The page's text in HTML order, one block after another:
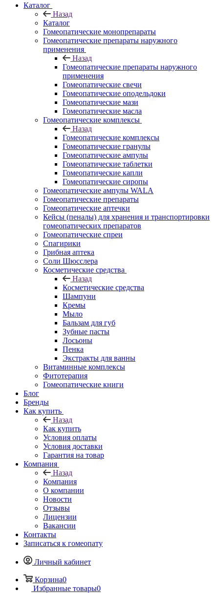
Каталог
Назад
Каталог
Гомеопатические монопрепараты
Гомеопатические препараты наружного
применения
Назад
Гомеопатические препараты наружного
применения
Гомеопатические свечи
Гомеопатические оподельдоки
Гомеопатические мази
Гомеопатические масла
Гомеопатические комплексы
Назад
Гомеопатические комплексы
Гомеопатические гранулы
Гомеопатические ампулы
Гомеопатические таблетки
Гомеопатические капли
Гомеопатические сиропы
Гомеопатические ампулы WALA
Гомеопатические препараты
Гомеопатические аптечки
Кейсы (пеналы) для хранения и транспортировки
гомеопатических препаратов
Гомеопатические спреи
Спагирики
Грибная аптека
Соли Шюсслера
Косметические средства
Назад
Косметические средства
Шампуни
Кремы
Мыло
Бальзам для губ
Зубные пасты
Лосьоны
Пенка
Экстракты для ванны
Витаминные комплексы
Фитотерапия
Гомеопатические книги
Блог
Бренды
Как купить
Назад
Как купить
Условия оплаты
Условия доставки
Гарантия на товар
Компания
Назад
Компания
О компании
Новости
Отзывы
Лицензии
Вакансии
Контакты
Записаться к гомеопату
Личный кабинет
Корзина0
Избранные товары0